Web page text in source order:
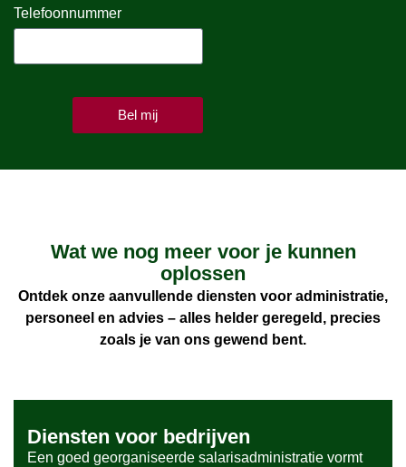
Telefoonnummer
Bel mij
Wat we nog meer voor je kunnen
oplossen
Ontdek onze aanvullende diensten voor administratie,
personeel en advies – alles helder geregeld, precies
zoals je van ons gewend bent.
Diensten voor bedrijven
Een goed georganiseerde salarisadministratie vormt